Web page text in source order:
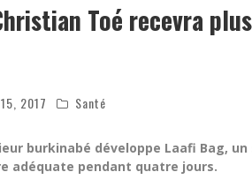
Toé recevra
2017 Santé
burkinabé développe Laafi Bag,
adéquate pendant quatre jours.